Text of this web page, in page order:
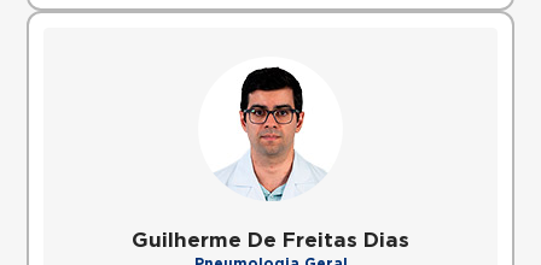
Guilherme De Freitas Dias